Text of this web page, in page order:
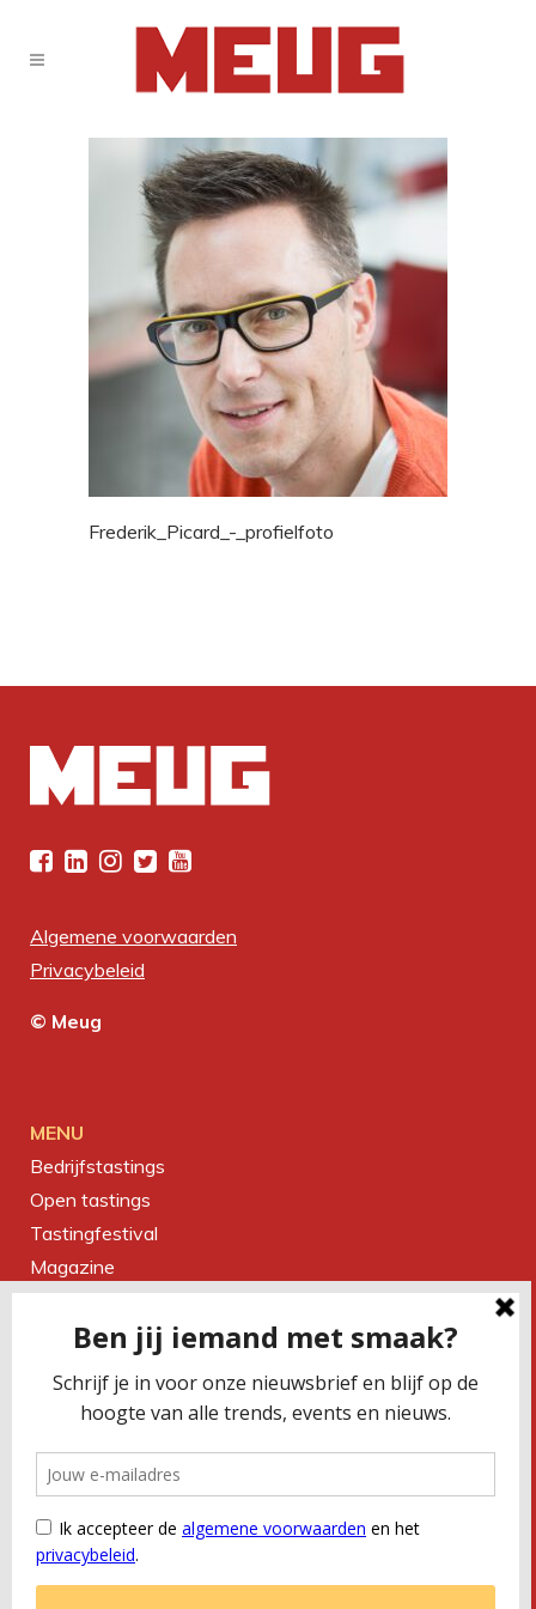
Frederik_Picard_-_profielfoto
Algemene voorwaarden
Privacybeleid
© Meug
MENU
Bedrijfstastings
Open tastings
Tastingfestival
Magazine
Over ons
Contact
Smaakbureau Meug
T +32 (0) 479 32 02 66